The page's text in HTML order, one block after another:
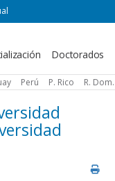
Doctorados
Perú P. Rico R. Dom.